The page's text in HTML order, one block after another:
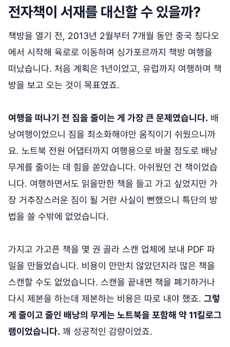
전자책이 서재를 대신할 수 있을까?
책방을 열기 전, 2013년 2월부터 7개월 동안 중국 칭다오
에서 시작해 육로로 이동하며 싱가포르까지 책방 여행을
떠났습니다. 처음 계획은 1년이었고, 유럽까지 여행하며 책
방을 보고 오는 것이 목표였죠.
여행을 떠나기 전 짐을 줄이는 게 가장 큰 문제였습니다. 배
낭여행이었으니 짐을 최소화해야만 움직이기 쉬웠으니까
요. 노트북 전원 어댑터까지 여행용으로 바꿀 정도로 배낭
무게를 줄이는 데 힘을 쏟았습니다. 아쉬웠던 건 책이었습
니다. 여행하면서도 읽을만한 책을 들고 가고 싶었지만 가
장 거추장스러운 짐이 될 거란 사실이 뻔했으니 특단의 방
법을 쓸 수밖에 없었습니다.
가지고 가고픈 책을 몇 권 골라 스캔 업체에 보내 PDF 파
일을 만들었습니다. 비용이 만만치 않았던지라 많은 책을
스캔할 수도 없었습니다. 스캔을 끝내면 책을 폐기하거나
다시 제본을 하는데 제본하는 비용은 따로 내야 했죠. 그렇
게 줄이고 줄인 배낭의 무게는 노트북을 포함해 약 11킬로그
램이었습니다. 꽤 성공적인 감량이었죠.